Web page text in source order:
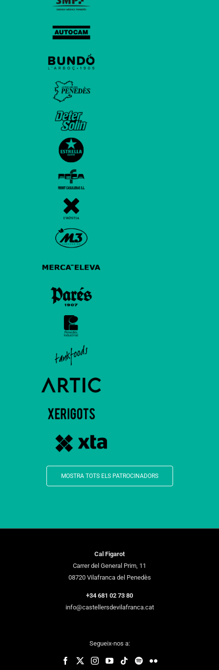
MOSTRA TOTS ELS PATROCINADORS
Cal Figarot
Carrer del General Prim, 11
08720 Vilafranca del Penedès
+34 681 02 73 80
info@castellersdevilafranca.cat
Segueix-nos a: